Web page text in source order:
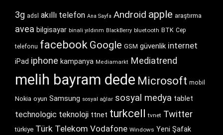
3g adsl akıllı telefon Ana Sayfa Android apple araştırma
avea bilgisayar binali yıldırım BlackBerry bluetooth BTK Cep
telefonu facebook Google GSM güvenlik internet
iPad iphone kampanya Mediamarkt Mediatrend
melih bayram dede Microsoft mobil
Nokia oyun Samsung sosyal ağlar sosyal medya tablet
technologic teknoloji ttnet turkcell tvnet Twitter
türkiye Türk Telekom Vodafone Windows Yeni Şafak